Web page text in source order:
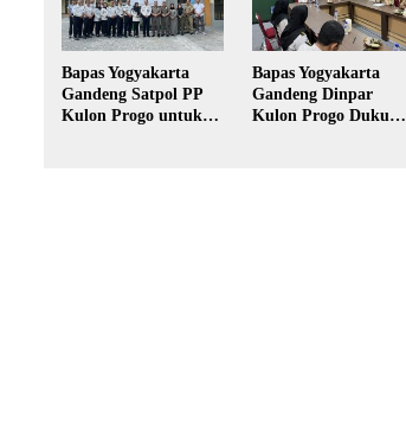
Bapas Yogyakarta
Gandeng Satpol PP
Kulon Progo untuk
Bapas Yogyakarta
Gandeng Dinpar
Kulon Progo Dukung